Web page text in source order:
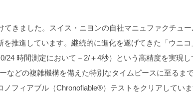
きました。スイス・ニヨンの自社マニュファクチュ
推進しています。継続的に進化を遂げてきた「ウニコ
24 時間測定において－2/＋4秒）という高精度を実現し
などの複雑機構を備えた特別なタイムピースに至るま
フィアブル（Chronofiable®）テストをクリアしていま